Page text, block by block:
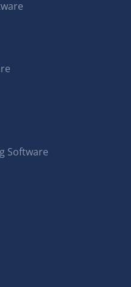
Software